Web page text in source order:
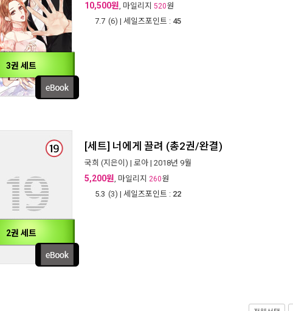
3권 세트
10,500원, 마일리지 520원
7.7 (6) | 세일즈포인트 : 45
2권 세트
[세트] 너에게 끌려 (총2권/완결)
국희 (지은이) | 로아 | 2018년 9월
5,200원, 마일리지 260원
5.3 (3) | 세일즈포인트 : 22